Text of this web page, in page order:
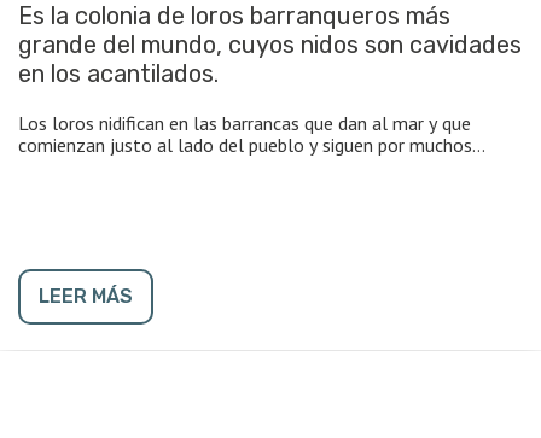
Es la colonia de loros barranqueros más
grande del mundo, cuyos nidos son cavidades
en los acantilados.
Los loros nidifican en las barrancas que dan al mar y que
comienzan justo al lado del pueblo y siguen por muchos
la hembra pone entre 2 y 5 huevos en el mes de noviembre.
Los nidos son ocupados dos semanas antes de la puesta. En
total suman unos 35000 nidos, el resto de los loros que no
LEER MÁS